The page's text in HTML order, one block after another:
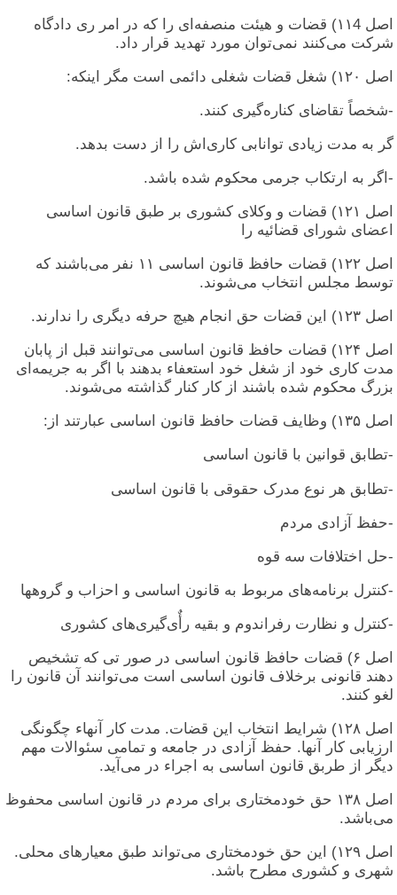
اصل ۱۱4) قضات و هیئت منصفه‌ای را که در امر ری دادگاه
شرکت می‌کنند نمی‌توان مورد تهدید قرار داد.
اصل ۱۲۰) شغل قضات شغلی دائمی است مگر اینکه:
-شخصاً تقاضای کناره‌گیری کنند.
گر به مدت زیادی توانابی کاری‌اش را از دست بدهد.
-اگر به ارتکاب جرمی محکوم شده باشد.
اصل ۱۲۱) قضات و وکلای کشوری بر طبق قانون اساسی
اعضای شورای قضائیه را
اصل ۱۲۲) قضات حافظ قانون اساسی ۱۱ نفر می‌باشند که
توسط مجلس انتخاب می‌شوند.
اصل ۱۲۳) این قضات حق انجام هیچ حرفه دیگری را ندارند.
اصل ۱۲۴) قضات حافظ قانون اساسی می‌توانند قبل از پابان
مدت کاری خود از شغل خود استعفاء بدهند با اگر به جریمه‌ای
بزرگ محکوم شده باشند از کار کنار گذاشته می‌شوند.
اصل ۱۳۵) وظایف قضات حافظ قانون اساسی عبارتند از:
-تطابق قوانین با قانون اساسی
-تطابق هر نوع مدرک حقوقی با قانون اساسی
-حفظ آزادی مردم
-حل اختلافات سه قوه
-کنترل برنامه‌های مربوط به قانون اساسی و احزاب و گروهها
-کنترل و نظارت رفراندوم و بقیه رأٌی‌گیری‌های کشوری
اصل ۶) قضات حافظ قانون اساسی در صور تی که تشخیص
دهند قانونی برخلاف قانون اساسی است می‌توانند آن قانون را
لغو کنند.
اصل ۱۲۸) شرایط انتخاب این قضات. مدت کار آنهاء چگونگی
ارزیابی کار آنها. حفظ آزادی در جامعه و تمامی سئوالات مهم
دیگر از طربق قانون اساسی به اجراء در می‌آید.
اصل ۱۳۸ حق خودمختاری برای مردم در قانون اساسی محفوظ
می‌باشد.
اصل ۱۲۹) این حق خودمختاری می‌تواند طبق معیارهای محلی.
شهری و کشوری مطرح باشد.